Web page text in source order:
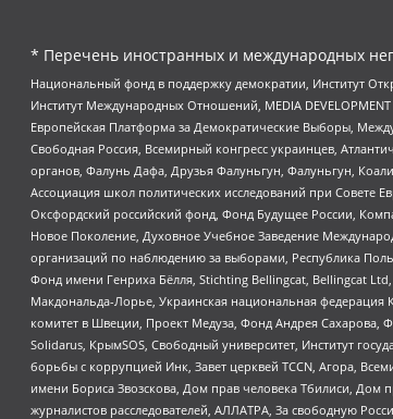
* Перечень иностранных и международных
Национальный фонд в поддержку демократии, Институт
Институт Международных Отношений, MEDIA
Европейская Платформа за Демократические Выборы,
Свободная Россия, Всемирный конгресс украинцев,
органов, Фалунь Дафа, Друзья Фалуньгун, Фалуньгун,
Ассоциация школ политических исследований при Совете
Оксфордский российский фонд, Фонд Будущее России,
Новое Поколение, Духовное Учебное Заведение
организаций по наблюдению за выборами, Республика
Фонд имени Генриха Бёлля, Stichting Bellingcat, Bellingcat
Макдональда-Лорье, Украинская национальная
комитет в Швеции, Проект Медуза, Фонд Андрея Сахарова,
Solidarus, КрымSOS, Свободный университет, Институт
борьбы с коррупцией Инк, Завет церквей TCCN, Агора,
имени Бориса Звозскова, Дом прав человека Тбилиси, Дом
журналистов расследователей, АЛЛАТРА, За свободную